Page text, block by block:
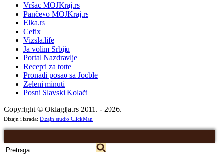
Vršac MOJKraj.rs
Pančevo MOJKraj.rs
Elka.rs
Cefix
Vizsla.life
Ja volim Srbiju
Portal Nazdravlje
Recepti za torte
Pronađi posao sa Jooble
Zeleni minuti
Posni Slavski Kolači
Copyright © Oklagija.rs 2011. - 2026.
Dizajn i izrada: Dizajn studio ClickMan